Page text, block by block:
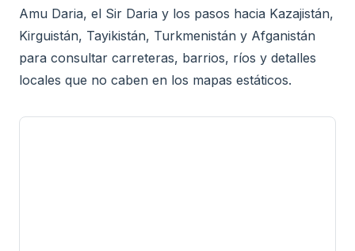
Amu Daria, el Sir Daria y los pasos hacia Kazajistán,
Kirguistán, Tayikistán, Turkmenistán y Afganistán
para consultar carreteras, barrios, ríos y detalles
locales que no caben en los mapas estáticos.